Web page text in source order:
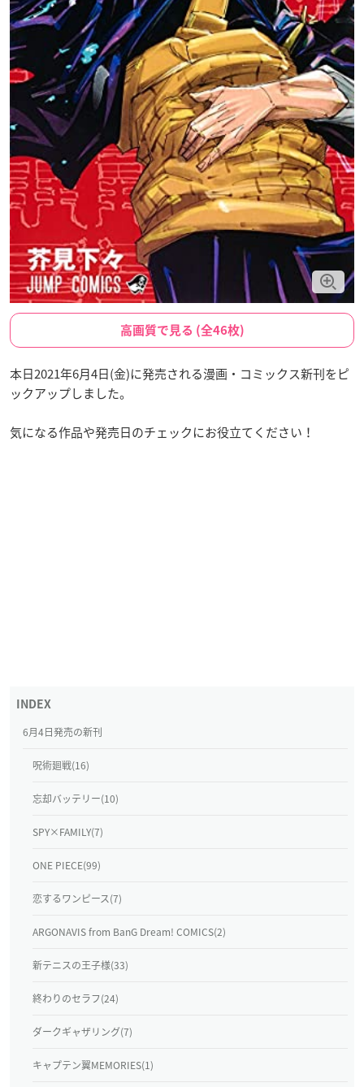
高画質で見る (全46枚)
本日2021年6月4日(金)に発売される漫画・コミックス新刊をピ
ックアップしました。
気になる作品や発売日のチェックにお役立てください！
6月4日発売の新刊
呪術廻戦(16)
忘却バッテリー(10)
SPY×FAMILY(7)
ONE PIECE(99)
恋するワンピース(7)
ARGONAVIS from BanG Dream! COMICS(2)
新テニスの王子様(33)
終わりのセラフ(24)
ダークギャザリング(7)
キャプテン翼MEMORIES(1)